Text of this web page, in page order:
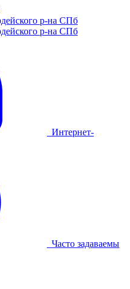
Интернет-
Часто задаваемы